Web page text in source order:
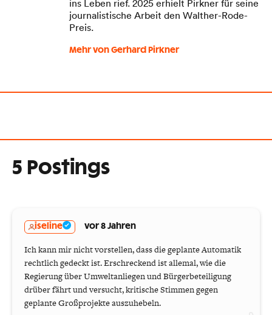
ins Leben rief. 2025 erhielt Pirkner für seine
journalistische Arbeit den Walther-Rode-
Preis.
Mehr von Gerhard Pirkner
5 Postings
iseline vor 8 Jahren
Ich kann mir nicht vorstellen, dass die geplante Automatik
rechtlich gedeckt ist. Erschreckend ist allemal, wie die
Regierung über Umweltanliegen und Bürgerbeteiligung
drüber fährt und versucht, kritische Stimmen gegen
geplante Großprojekte auszuhebeln.